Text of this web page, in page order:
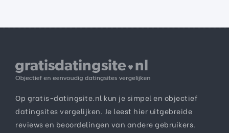
Op gratis-datingsite.nl kun je simpel en objectief
datingsites vergelijken. Je leest hier uitgebreide
reviews en beoordelingen van andere gebruikers.